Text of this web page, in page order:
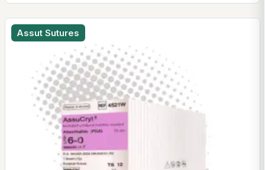
Assut Sutures